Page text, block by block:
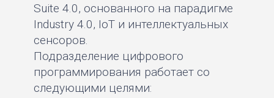
Suite 4.0, основанного на парадигме
Industry 4.0, IoT и интеллектуальных
сенсоров.
Подразделение цифрового
программирования работает со
следующими целями: